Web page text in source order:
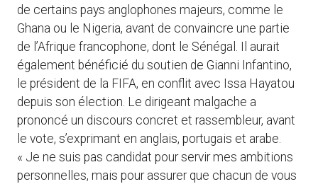
de certains pays anglophones majeurs, comme le
Ghana ou le Nigeria, avant de convaincre une partie
de l’Afrique francophone, dont le Sénégal. Il aurait
également bénéficié du soutien de Gianni Infantino,
le président de la FIFA, en conflit avec Issa Hayatou
depuis son élection. Le dirigeant malgache a
prononcé un discours concret et rassembleur, avant
le vote, s’exprimant en anglais, portugais et arabe.
« Je ne suis pas candidat pour servir mes ambitions
personnelles, mais pour assurer que chacun de vous